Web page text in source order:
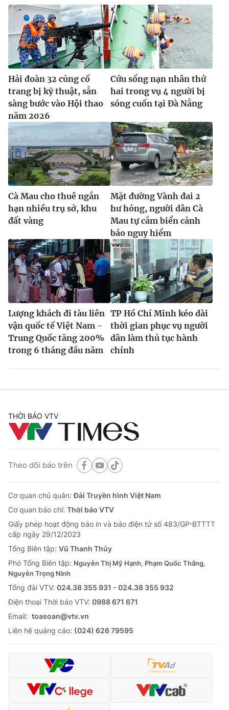
Hải đoàn 32 củng cố
trang bị kỹ thuật, sẵn
sàng bước vào Hội thao
năm 2026
Cứu sống nạn nhân thứ
hai trong vụ 4 người bị
sóng cuốn tại Đà Nẵng
Cà Mau cho thuê ngắn
hạn nhiều trụ sở, khu
đất vàng
Mặt đường Vành đai 2
hư hỏng, người dân Cà
Mau tự cắm biển cảnh
báo nguy hiểm
Lượng khách đi tàu liên
vận quốc tế Việt Nam -
Trung Quốc tăng 200%
trong 6 tháng đầu năm
TP Hồ Chí Minh kéo dài
thời gian phục vụ người
dân làm thủ tục hành
chính
THỜI BÁO VTV
Theo dõi báo trên
Cơ quan chủ quản:Đài Truyền hình Việt Nam
Cơ quan báo chí: Thời báo VTV
Giấy phép hoạt động báo in và báo điện tử số 483/GP-BTTTT
cấp ngày 29/12/2023
Tổng Biên tập: Vũ Thanh Thủy
Phó Tổng Biên tập: Nguyễn Thị Mỹ Hạnh, Phạm Quốc Thắng,
Nguyễn Trọng Ninh
Tổng đài VTV: 024.38 355 931 - 024.38 355 932
Ðiện thoại Thời báo VTV: 0988 671 671
Email: toasoan@vtv.vn
Liên hệ quảng cáo: (024) 626 79595